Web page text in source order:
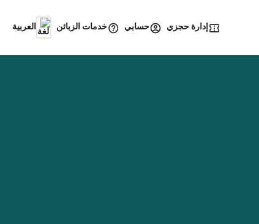
إدارة حجزي حسابي خدمات الزبائن العربية